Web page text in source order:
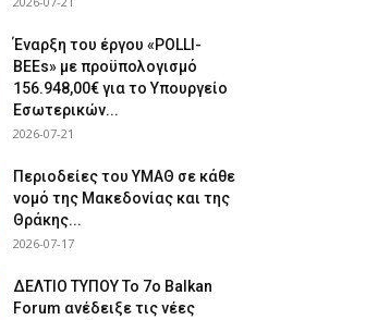
Έναρξη του έργου «POLLI-
BEEs» με προϋπολογισμό
156.948,00€ για το Υπουργείο
Εσωτερικών...
2026-07-21
Περιοδείες του ΥΜΑΘ σε κάθε
νομό της Μακεδονίας και της
Θράκης...
2026-07-17
ΔΕΛΤΙΟ ΤΥΠΟΥ Το 7ο Balkan
Forum ανέδειξε τις νέες